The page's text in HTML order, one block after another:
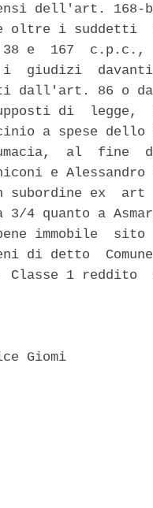
dell'art.
oltre i suddetti
e  167
giudizi
dall'art. 86 o
di  legge,
a spese
al  fine
e
subordine ex
4 quanto a
immobile
di detto
1 reddito
Giomi